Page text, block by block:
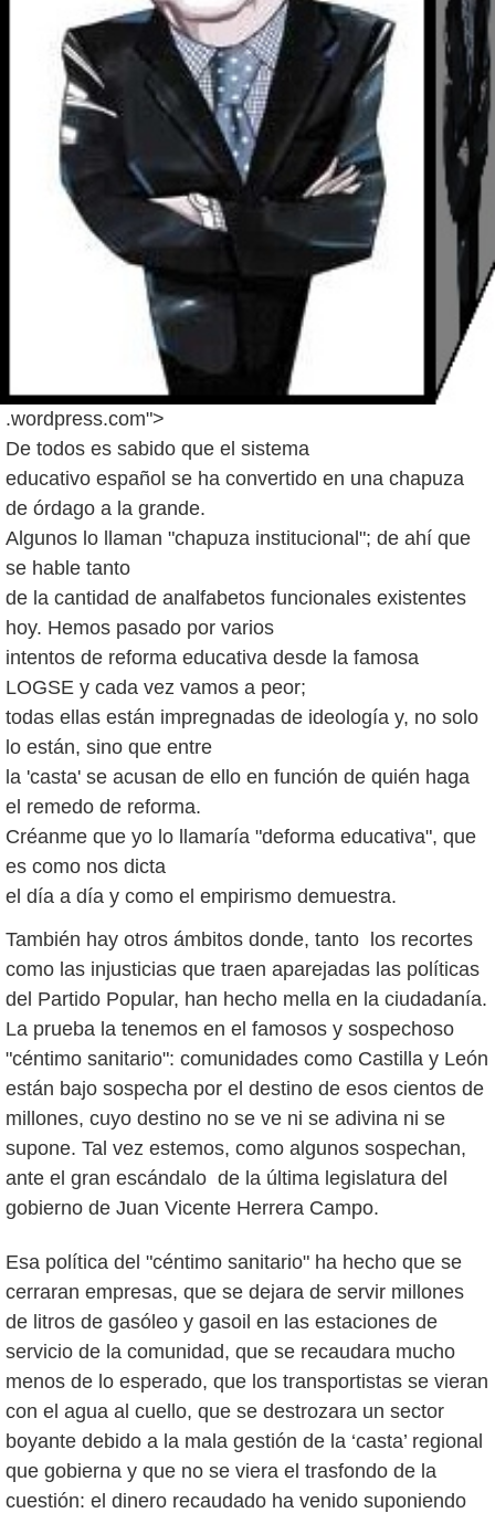
.wordpress.com">
De todos es sabido que el sistema
educativo español se ha convertido en una chapuza
de órdago a la grande.
Algunos lo llaman "chapuza institucional"; de ahí que
se hable tanto
de la cantidad de analfabetos funcionales existentes
hoy. Hemos pasado por varios
intentos de reforma educativa desde la famosa
LOGSE y cada vez vamos a peor;
todas ellas están impregnadas de ideología y, no solo
lo están, sino que entre
la 'casta' se acusan de ello en función de quién haga
el remedo de reforma.
Créanme que yo lo llamaría "deforma educativa", que
es como nos dicta
el día a día y como el empirismo demuestra.
También hay otros ámbitos donde, tanto los recortes
como las injusticias que traen aparejadas las políticas
del Partido Popular, han hecho mella en la ciudadanía.
La prueba la tenemos en el famosos y sospechoso
"céntimo sanitario": comunidades como Castilla y León
están bajo sospecha por el destino de esos cientos de
millones, cuyo destino no se ve ni se adivina ni se
supone. Tal vez estemos, como algunos sospechan,
ante el gran escándalo de la última legislatura del
gobierno de Juan Vicente Herrera Campo.
Esa política del "céntimo sanitario" ha hecho que se
cerraran empresas, que se dejara de servir millones
de litros de gasóleo y gasoil en las estaciones de
servicio de la comunidad, que se recaudara mucho
menos de lo esperado, que los transportistas se vieran
con el agua al cuello, que se destrozara un sector
boyante debido a la mala gestión de la ‘casta’ regional
que gobierna y que no se viera el trasfondo de la
cuestión: el dinero recaudado ha venido suponiendo